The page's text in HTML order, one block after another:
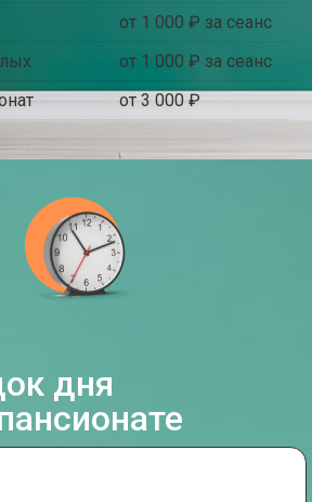
от 1 000 ₽ за сеанс
от 1 000 ₽ за сеанс
от 3 000 ₽
дня